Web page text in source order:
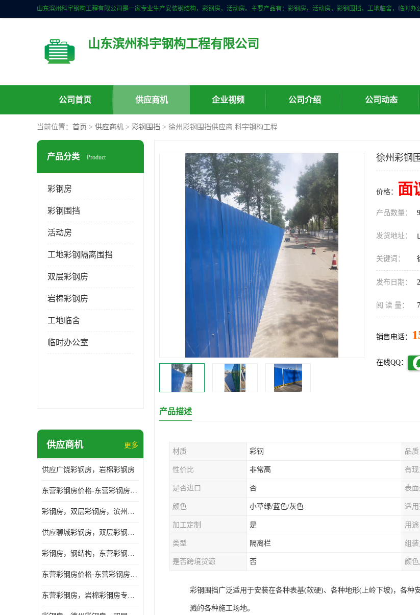
山东滨州科宇钢构工程有限公司
公司首页 供应商机 企业视频 公司介绍 公司动态
当前位置： 首页 > 供应商机 > 彩钢围挡 > 徐州彩钢围挡供应商 科宇钢构工程
产品分类 Product
彩钢房
彩钢围挡
活动房
工地彩钢隔离围挡
双层彩钢房
岩棉彩钢房
工地临舍
临时办公室
供应商机 更多
供应广饶彩钢房，岩棉彩钢房
东营彩钢房价格-东营彩钢房厂家-东营防火彩钢房
彩钢房，双层彩钢房，滨州彩钢房，雅致房，轻钢结构
供应聊城彩钢房，双层彩钢房，岩棉彩钢房，彩钢快装房
彩钢房，钢结构，东营彩钢房，双层彩钢房，施工围挡
东营彩钢房价格-东营彩钢房批发
东营彩钢房，岩棉彩钢房专业制作安装
徐州彩钢
价格： 面
产品数量：
发货地址：
关键词：
发布日期：
阅 读 量：
销售电话：
在线QQ：
产品描述
材质 彩钢 品质
性价比 非常高 有现
是否进口 否 表
颜色 小草绿/蓝色/灰色 适用
加工定制 是 用途
类型 隔离栏 组
是否跨境货源 否 颜
彩钢围挡广泛适用于安装在各种表基(软硬)、各种地形(上岭下坡)，各种
溅的各种施工场地。